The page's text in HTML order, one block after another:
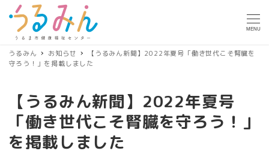
MENU
うるみん お知らせ
【うるみん新聞】2022年夏号「働き世代こそ腎臓を
守ろう！」を掲載しました
【うるみん新聞】2022年夏号
「働き世代こそ腎臓を守ろう！」
を掲載しました